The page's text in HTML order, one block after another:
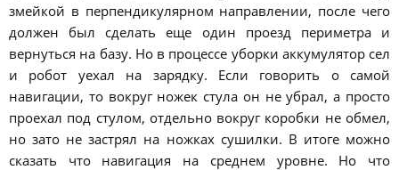
змейкой в перпендикулярном направлении, после чего
должен был сделать еще один проезд периметра и
вернуться на базу. Но в процессе уборки аккумулятор сел
и робот уехал на зарядку. Если говорить о самой
навигации, то вокруг ножек стула он не убрал, а просто
проехал под стулом, отдельно вокруг коробки не обмел,
но зато не застрял на ножках сушилки. В итоге можно
сказать что навигация на среднем уровне. Но что